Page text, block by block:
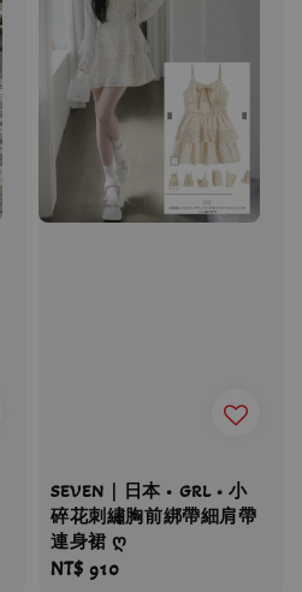
SEVEN｜日本 • GRL • 小
碎花刺繡胸前綁帶細肩帶
連身裙 ღ
Regular
NT$ 910